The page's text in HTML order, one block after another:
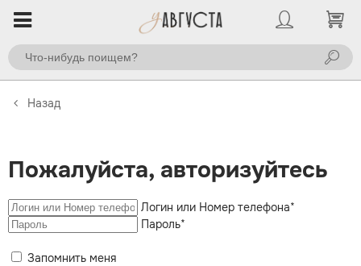
Назад
Пожалуйста, авторизуйтесь
Логин или Номер телефона*
Пароль*
Запомнить меня